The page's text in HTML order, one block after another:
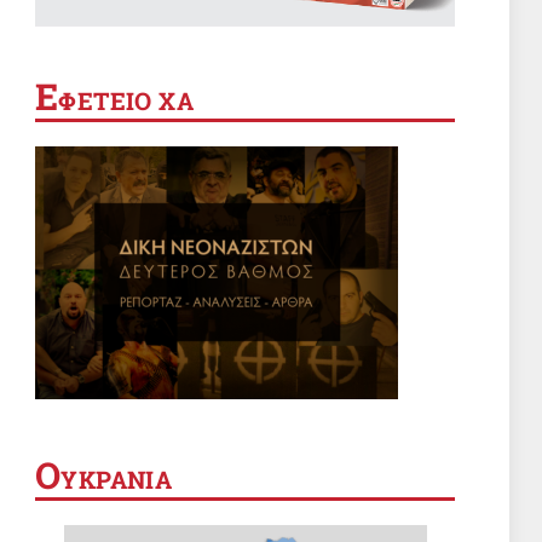
συνόρων»
7 Αυγ 2026, 05:16
ΣΑΝ ΣΗΜΕΡΑ
Σαν σήμερα 7 Αυγούστου
7 Αυγ 2026, 00:01
ΚΟΝΤΡΕΣ
Εσύ σε τι είδος οικογένειας
ανήκεις;
6 Αυγ 2026, 19:11
Οικότροφοι Φοιτητικής Εστίας
Αθηνών: Κυβέρνηση και
ΙΝΕΔΙΒΙΜ δεν έχουν κανένα
ΕΦΕΤΕΙΟ ΧΑ
ΟΥΚΡΑΝΙΑ